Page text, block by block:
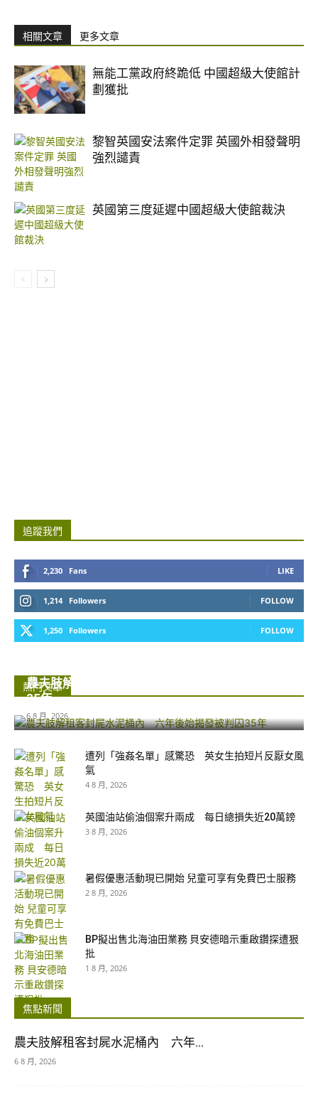
相關文章 更多文章
無能工黨政府終跪低 中國超級大使館計
劃獲批
黎智英國安法案件定罪 英國外相發聲明
強烈譴責
英國第三度延遲中國超級大使館裁決
追蹤我們
2,230 Fans LIKE
1,214 Followers FOLLOW
1,250 Followers FOLLOW
熱門文章
農夫肢解租客封屍水泥桶內 六年後始揭發被判囚
35年...
6 8 月, 2026
遭列「強姦名單」感驚恐 英女生拍短片反厭女風
氣
4 8 月, 2026
英國油站偷油個案升兩成 每日總損失近20萬鎊
3 8 月, 2026
暑假優惠活動現已開始 兒童可享有免費巴士服務
2 8 月, 2026
BP擬出售北海油田業務 貝安德暗示重啟鑽探遭狠
批
1 8 月, 2026
焦點新聞
農夫肢解租客封屍水泥桶內 六年...
6 8 月, 2026